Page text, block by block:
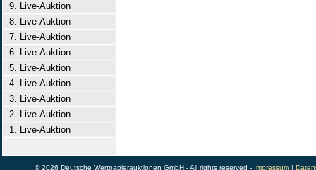
9. Live-Auktion
8. Live-Auktion
7. Live-Auktion
6. Live-Auktion
5. Live-Auktion
4. Live-Auktion
3. Live-Auktion
2. Live-Auktion
1. Live-Auktion
© 2026 Deutsche Wertpapierauktionen GmbH - All rights reserved - Impressum|